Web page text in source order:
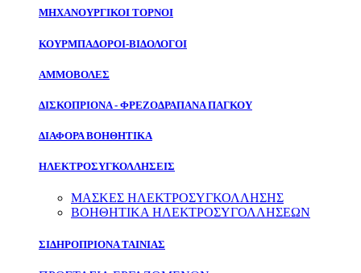
ΜΗΧΑΝΟΥΡΓΙΚΟΙ ΤΟΡΝΟΙ
ΚΟΥΡΜΠΑΔΟΡΟΙ-ΒΙΔΟΛΟΓΟΙ
ΑΜΜΟΒΟΛΕΣ
ΔΙΣΚΟΠΡΙΟΝΑ - ΦΡΕΖΟΔΡΑΠΑΝΑ ΠΑΓΚΟΥ
ΔΙΑΦΟΡΑ ΒΟΗΘΗΤΙΚΑ
ΗΛΕΚΤΡΟΣΥΓΚΟΛΛΗΣΕΙΣ
ΜΑΣΚΕΣ ΗΛΕΚΤΡΟΣΥΓΚΟΛΛΗΣΗΣ
ΒΟΗΘΗΤΙΚΑ ΗΛΕΚΤΡΟΣΥΓΟΛΛΗΣΕΩΝ
ΣΙΔΗΡΟΠΡΙΟΝΑ ΤΑΙΝΙΑΣ